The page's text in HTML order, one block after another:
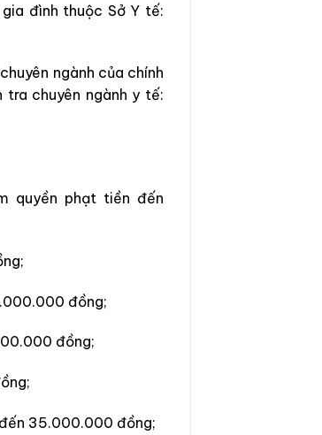
đình thuộc Sở Y tế:
ngành của chính
chuyên ngành y tế:
quyền phạt tiền đến
đồng;
đồng;
35.000.000 đồng;